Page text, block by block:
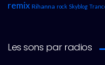
remix Rihanna rock Skyblog
Les sons par radios